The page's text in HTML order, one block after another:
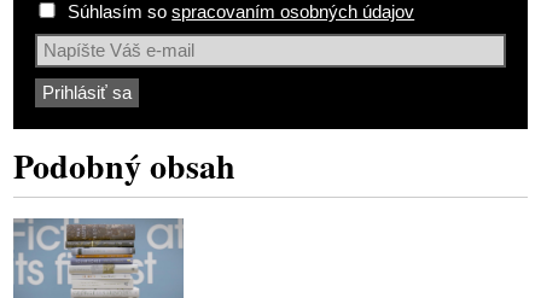
Súhlasím sospracovaním osobných údajov
Podobný obsah